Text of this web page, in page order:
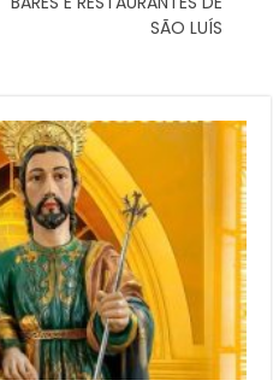
SÃO LUÍS